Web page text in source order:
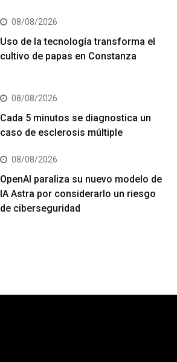
08/08/2026
Uso de la tecnología transforma el
cultivo de papas en Constanza
08/08/2026
Cada 5 minutos se diagnostica un
caso de esclerosis múltiple
08/08/2026
OpenAI paraliza su nuevo modelo de
IA Astra por considerarlo un riesgo
de ciberseguridad